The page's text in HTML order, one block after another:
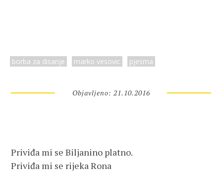
borba za disanje marko vesovic pjesma
Objavljeno: 21.10.2016
Priviđa mi se Biljanino platno.
Priviđa mi se rijeka Rona